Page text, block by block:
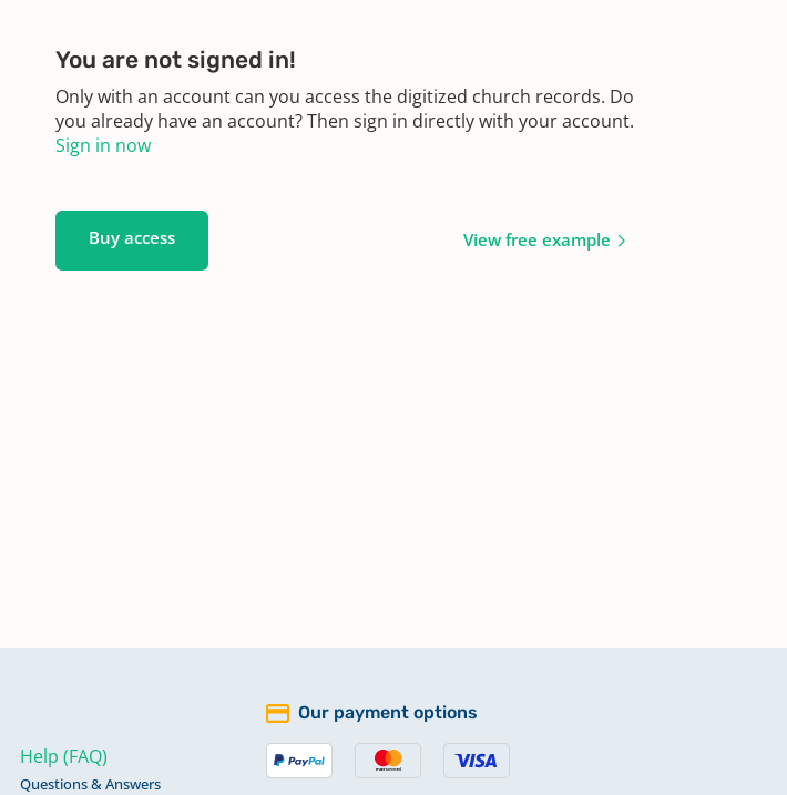
You are not signed in!
Only with an account can you access the digitized church records. Do
you already have an account? Then sign in directly with your account.
Sign in now
Buy access View free example
Help (FAQ)
Questions & Answers
Our payment options